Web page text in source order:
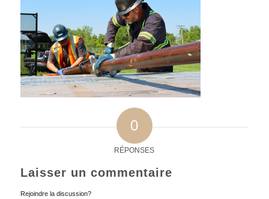
0
RÉPONSES
Laisser un commentaire
Rejoindre la discussion?